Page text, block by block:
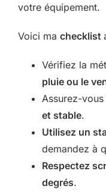
votre équipement.
Voici ma checklist
Vérifiez la
pluie ou le
Assurez-
et stable.
Utilisez un
demandez à
Respectez
degrés.